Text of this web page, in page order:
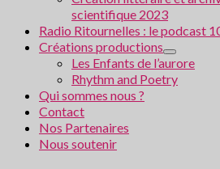
scientifique 2023
Radio Ritournelles : le podcast
Créations productions
Les Enfants de l’aurore
Rhythm and Poetry
Qui sommes nous ?
Contact
Nos Partenaires
Nous soutenir